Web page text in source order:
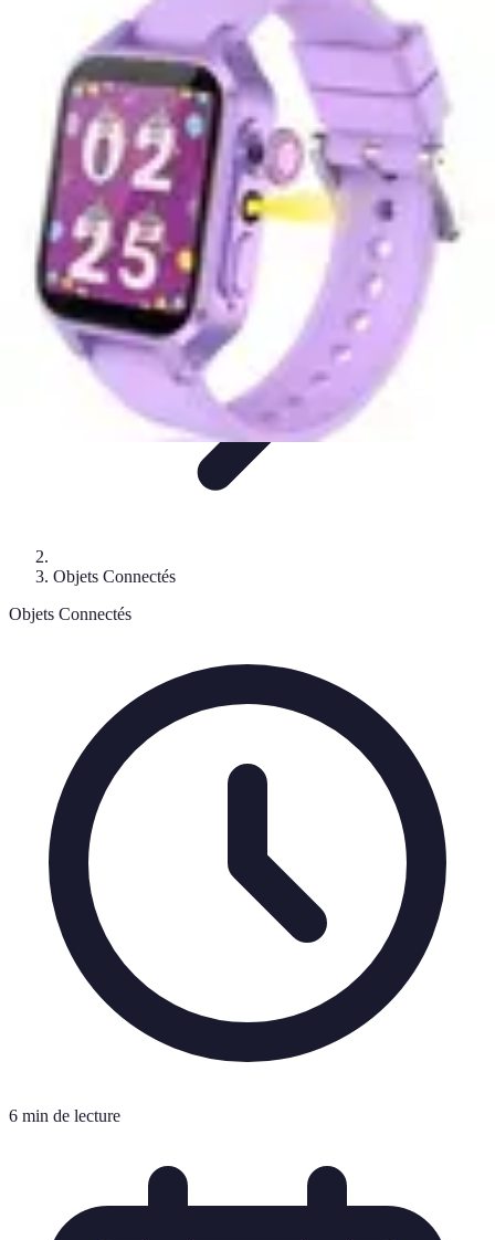
Connect Belgium
Objets Connectés Guides et Tutoriels
Sécurité des objets
connectésTendancesObjets connectés
Connect Belgium
Objets Connectés
Objets Connectés
6 min de lecture